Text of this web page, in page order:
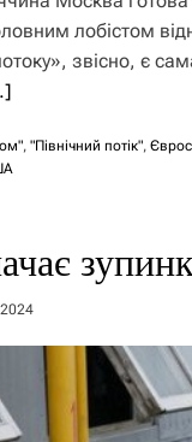
лобістом
звісно, є
, "Північний потік",